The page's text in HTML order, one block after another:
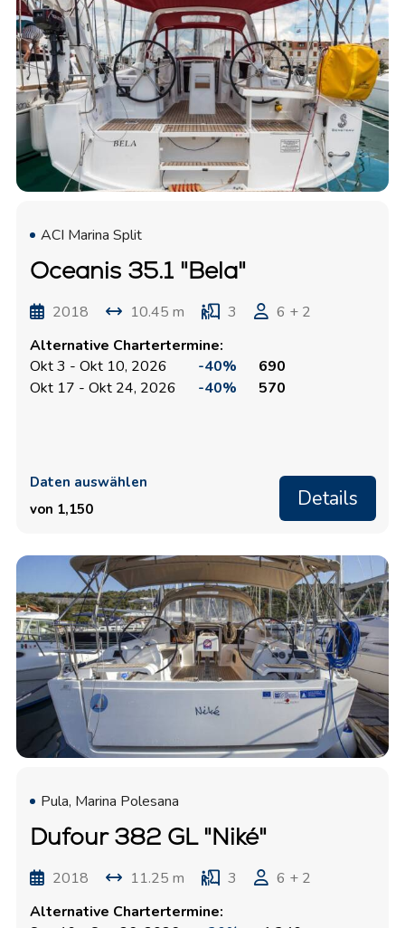
ACI Marina Split
Oceanis 35.1 "Bela"
2018 10.45 m 3
6 + 2
Alternative Chartertermine:
Okt 3 - Okt 10, 2026
-40%
690
Okt 17 - Okt 24, 2026
-40% 570
Daten auswählen
von 1,150
Details
Pula, Marina Polesana
Dufour 382 GL "Niké"
2018 11.25 m 3
6 + 2
Alternative Chartertermine: